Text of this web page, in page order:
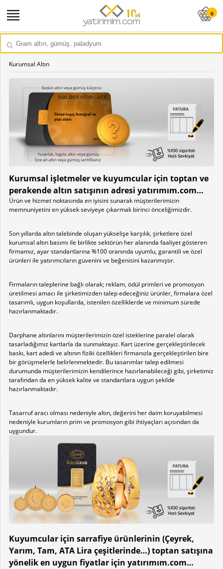
0
Kurumsal Altın
Kurumsal işletmeler ve kuyumcular için toptan ve
perakende altın satışının adresi yatırımım.com…
Ürün ve hizmet noktasında en iyisini sunarak müşterilerimizin
memnuniyetini en yüksek seviyeye çıkarmak birinci önceliğimizdir.
Son yıllarda altın talebinde oluşan yükselişe karşılık, şirketlere özel
kurumsal altın basımı ile birlikte sektörün her alanında faaliyet gösteren
firmamız, ayar standartlarına %100 oranında uyumlu, garantili ve özel
ürünleri ile yatırımcıların güvenini ve beğenisini kazanmıştır.
Firmaların taleplerine bağlı olarak; reklam, ödül primleri ve promosyon
üretilmesi amacı ile şirketimizden talep edeceğiniz ürünler, firmalara özel
tasarımlı, uygun koşullarda, istenilen özelliklerde ve minimum sürede
hazırlanmaktadır.
Darphane altınlarını müşterilerimizin özel isteklerine paralel olarak
tasarladığımız kartlarla da sunmaktayız. Kart üzerine gerçekleştirilecek
baskı, kart adedi ve altının fiziki özellikleri firmanızla gerçekleştirilen bire
bir görüşmelerle belirlenmektedir. Bu tasarımlar talep edilmesi
durumunda müşterilerimizin kendilerince hazırlanabileceği gibi, şirketimiz
tarafından da en yüksek kalite ve standartlara uygun şekilde
hazırlanmaktadır.
Tasarruf aracı olması nedeniyle altın, değerini her daim koruyabilmesi
nedeniyle kurumların prim ve promosyon gibi ihtiyaçları açısından da
uygundur.
Kuyumcular için sarrafiye ürünlerinin (Çeyrek,
Yarım, Tam, ATA Lira çeşitlerinde…) toptan satışına
yönelik en uygun fiyatlar için yatırımım.com…